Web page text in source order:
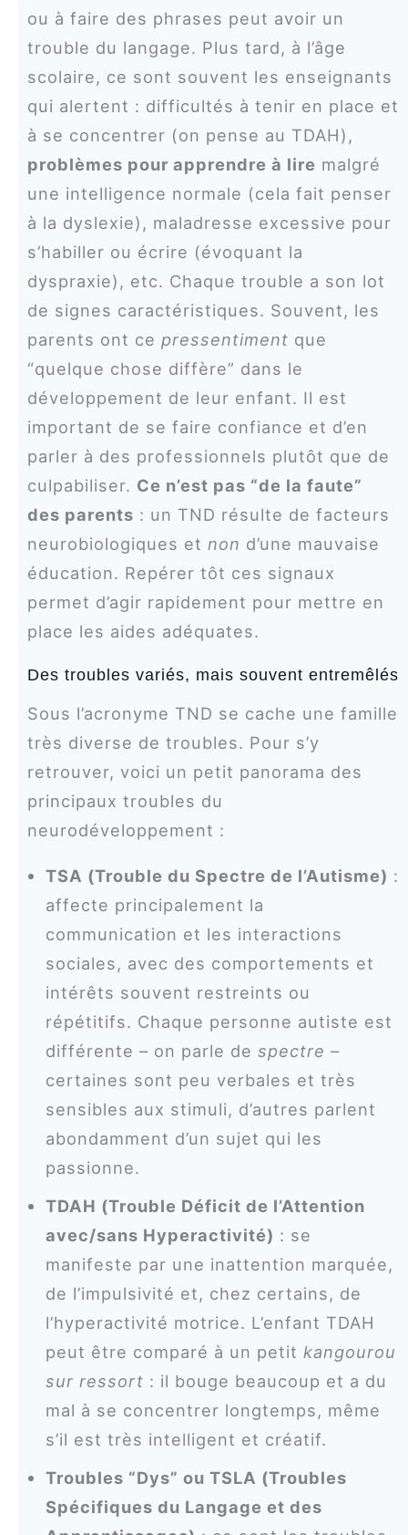
ou à faire des phrases peut avoir un
trouble du langage. Plus tard, à l’âge
scolaire, ce sont souvent les enseignants
qui alertent : difficultés à tenir en place et
à se concentrer (on pense au TDAH),
problèmes pour apprendre à lire malgré
une intelligence normale (cela fait penser
à la dyslexie), maladresse excessive pour
s’habiller ou écrire (évoquant la
dyspraxie), etc. Chaque trouble a son lot
de signes caractéristiques. Souvent, les
parents ont ce pressentiment que
“quelque chose diffère” dans le
développement de leur enfant. Il est
important de se faire confiance et d’en
parler à des professionnels plutôt que de
culpabiliser. Ce n’est pas “de la faute”
des parents : un TND résulte de facteurs
neurobiologiques et non d’une mauvaise
éducation. Repérer tôt ces signaux
permet d’agir rapidement pour mettre en
place les aides adéquates.
Des troubles variés, mais souvent entremêlés
Sous l’acronyme TND se cache une famille
très diverse de troubles. Pour s’y
retrouver, voici un petit panorama des
principaux troubles du
neurodéveloppement :
TSA (Trouble du Spectre de l’Autisme) :
affecte principalement la
communication et les interactions
sociales, avec des comportements et
intérêts souvent restreints ou
répétitifs. Chaque personne autiste est
différente – on parle de spectre –
certaines sont peu verbales et très
sensibles aux stimuli, d’autres parlent
abondamment d’un sujet qui les
passionne.
TDAH (Trouble Déficit de l’Attention
avec/sans Hyperactivité) : se
manifeste par une inattention marquée,
de l’impulsivité et, chez certains, de
l’hyperactivité motrice. L’enfant TDAH
peut être comparé à un petit kangourou
sur ressort : il bouge beaucoup et a du
mal à se concentrer longtemps, même
s’il est très intelligent et créatif.
Troubles “Dys” ou TSLA (Troubles
Spécifiques du Langage et des